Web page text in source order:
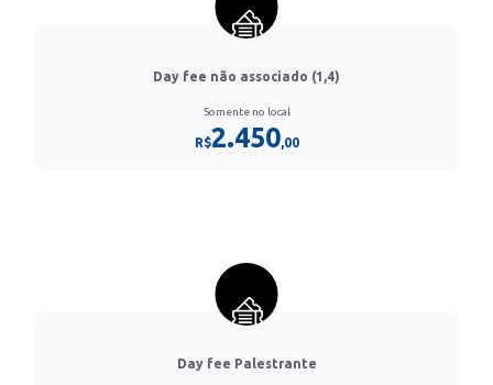
Day fee não associado (1,4)
Somente no local
R$2.450,00
Day fee Palestrante